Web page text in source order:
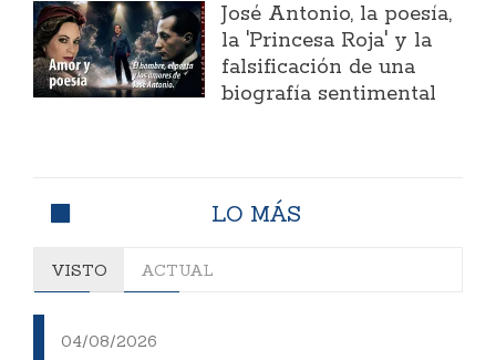
José Antonio, la poesía,
la 'Princesa Roja' y la
falsificación de una
biografía sentimental
LO MÁS
VISTO ACTUAL
04/08/2026